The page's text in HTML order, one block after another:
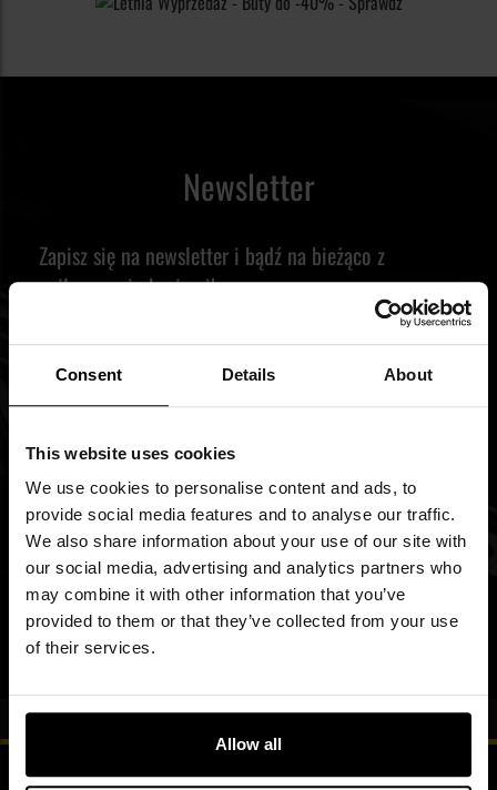
Consent Details About
This website uses cookies
We use cookies to personalise content and ads, to
provide social media features and to analyse our traffic.
We also share information about your use of our site with
our social media, advertising and analytics partners who
may combine it with other information that you’ve
provided to them or that they’ve collected from your use
of their services.
Allow all
pracy podczas działań outdoorowych, podróży terenowych czy
sprawdzają się zarówno podczas aktywności survivalowych,
Akcesoria do radiokomunikacji terenowej
Nagoya koncentruje się na akcesoriach wspierających
można znaleźć anteny przeznaczone do popularnych
radiotelefonów ręcznych oraz modeli mobilnych pracujących
outdoorowych czy pracy w terenie, gdzie utrzymanie łączności
ma duże znaczenie.
Konstrukcje anten Nagoya stawiają na praktyczność
użytkowania. W zależności od modelu użytkownik może
dobrać rozwiązania kompaktowe do codziennego noszenia lub
otwartej przestrzeni. Popularność marki wśród użytkowników
radiotelefonów wynika między innymi z prostego montażu,
kompatybilności z wieloma urządzeniami oraz wygody
Newsletter
Zapisz się na newsletter i bądź na bieżąco z
najlepszymi okazjami!
Subskrybuj
newsletter:
Zapoznałem się z polityką prywatności
DOŁĄCZ
DOŁĄCZ DO NAS
y f
Blog